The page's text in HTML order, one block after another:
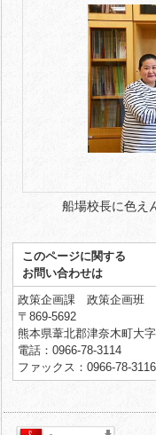
船場校長に色え
このページに関する
お問い合わせは
政策企画課 政策企画班
〒869-5692
熊本県葦北郡津奈木町大
電話：0966-78-3114
ファックス：0966-78-3116